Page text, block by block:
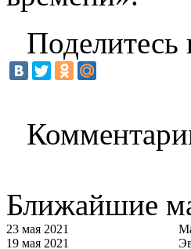
Поделитесь
Ближайшие
23 мая 2021
19 мая 2021